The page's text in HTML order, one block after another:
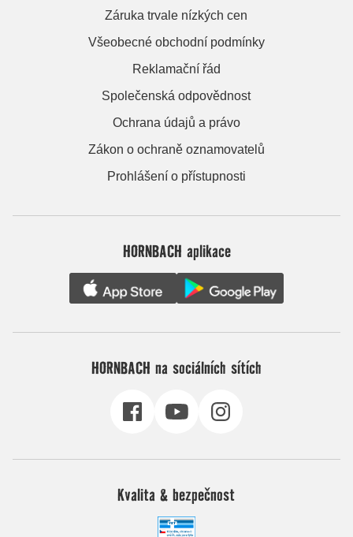
Záruka trvale nízkých cen
Všeobecné obchodní podmínky
Reklamační řád
Společenská odpovědnost
Ochrana údajů a právo
Zákon o ochraně oznamovatelů
Prohlášení o přístupnosti
HORNBACH aplikace
HORNBACH na sociálních sítích
Kvalita & bezpečnost